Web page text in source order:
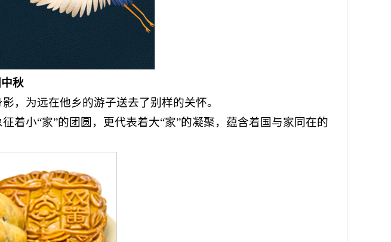
秋
，为远在他乡的游子送去了别样的关怀。
着小“家”的团圆，更代表着大“家”的凝聚，蕴含着国与家同在的